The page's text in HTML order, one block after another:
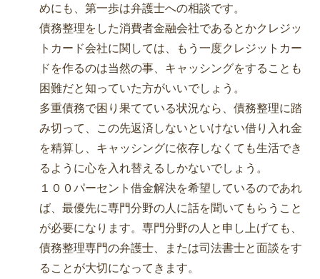
めにも、第一歩は弁護士への相談です。
債務整理をした消費者金融会社であるとかクレジッ
トカード会社に関しては、もう一度クレジットカー
ドを作るのは当然の事、キャッシングをすることも
困難だと知っていた方がいいでしょう。
多重債務で困り果てている状況なら、債務整理に踏
み切って、この先返済しないといけない借り入れ金
を精算し、キャッシングに依存しなくても生活でき
るように心を入れ替えるしかないでしょう。
１００パーセント借金解決を希望しているのであれ
ば、最優先に専門分野の人に話を聞いてもらうこと
が必要になります。専門分野の人と申し上げても、
債務整理専門の弁護士、または司法書士と面談をす
ることが大切になってきます。